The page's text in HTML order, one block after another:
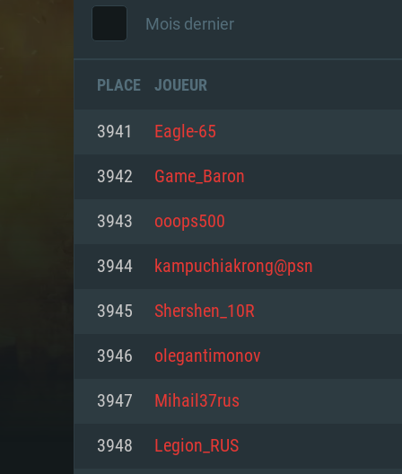
Mois dernier
PLACE JOUEUR
3941 Eagle-65
3942 Game_Baron
3943 ooops500
3944 kampuchiakrong@psn
3945 Shershen_10R
3946 olegantimonov
3947 Mihail37rus
3948 Legion_RUS